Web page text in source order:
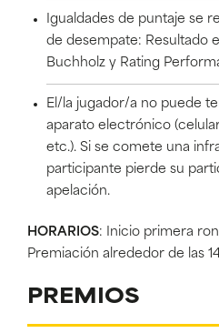
Igualdades de puntaje se
de desempate: Resultado
Buchholz y Rating
El/la jugador/a no puede
aparato electrónico
etc.). Si se comete una
participante pierde su
apelación.
HORARIOS: Inicio primera
Premiación alrededor de las
PREMIOS